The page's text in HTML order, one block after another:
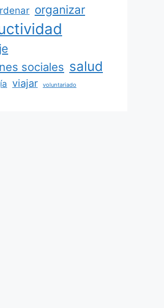
organizar
sociales salud
viajar voluntariado